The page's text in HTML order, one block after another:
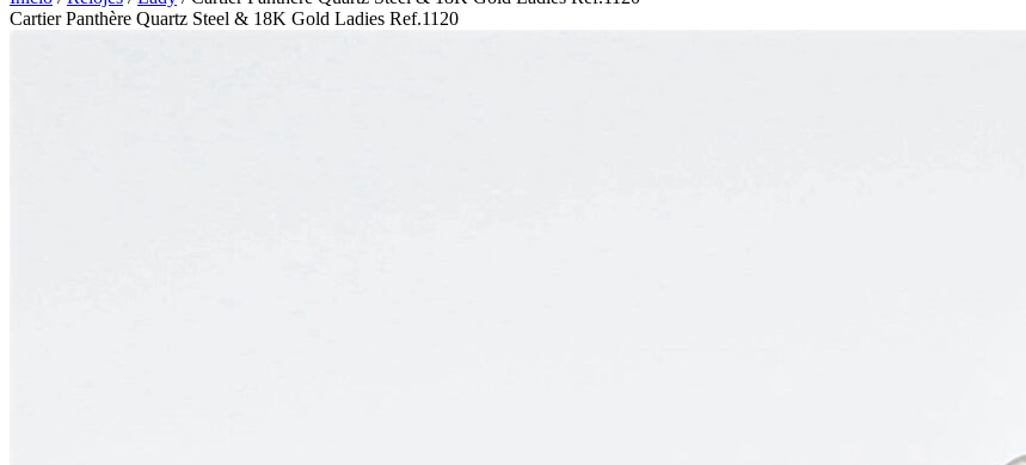
Cartier Panthère Quartz Steel & 18K Gold Ladies Ref.1120